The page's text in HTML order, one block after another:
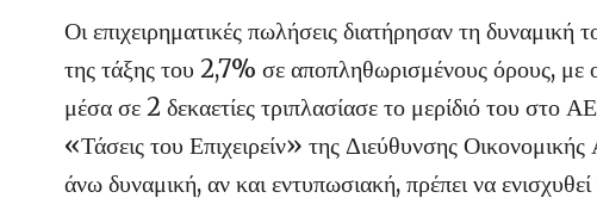
Οι επιχειρηματικές πωλήσεις διατήρησαν τη
της τάξης του 2,7% σε αποπληθωρισμένους όρους, με
μέσα σε 2 δεκαετίες τριπλασίασε το μερίδιό του στο
«Τάσεις του Επιχειρείν» της Διεύθυνσης
άνω δυναμική, αν και εντυπωσιακή, πρέπει να